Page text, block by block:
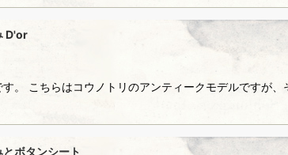
D'or
。 こちらはコウノトリのアンティークモデルですが
ボタンシート